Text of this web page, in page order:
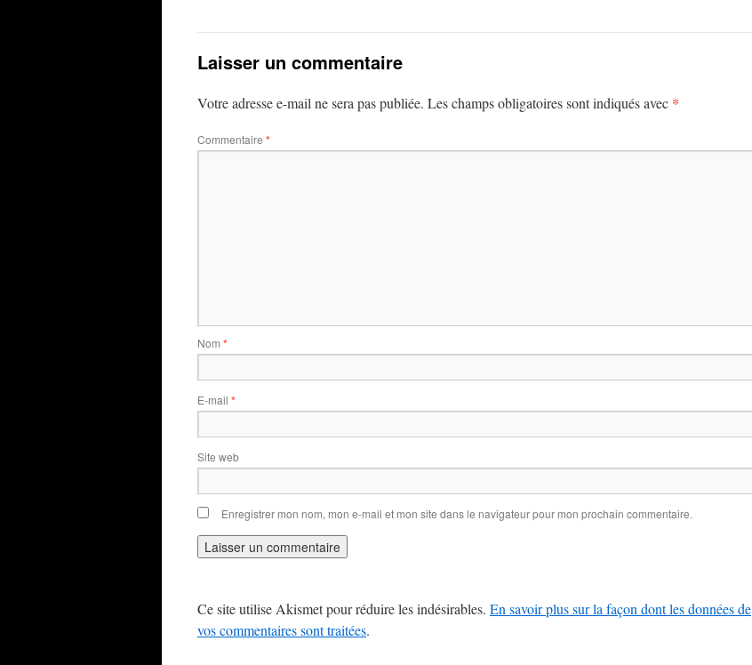
Laisser un commentaire
Votre adresse e-mail ne sera pas publiée. Les champs obligatoires sont indiqués avec *
Commentaire *
Nom *
E-mail *
Site web
Enregistrer mon nom, mon e-mail et mon site dans le navigateur pour mon prochain commentaire.
Ce site utilise Akismet pour réduire les indésirables. En savoir plus sur la façon dont les données de
vos commentaires sont traitées.